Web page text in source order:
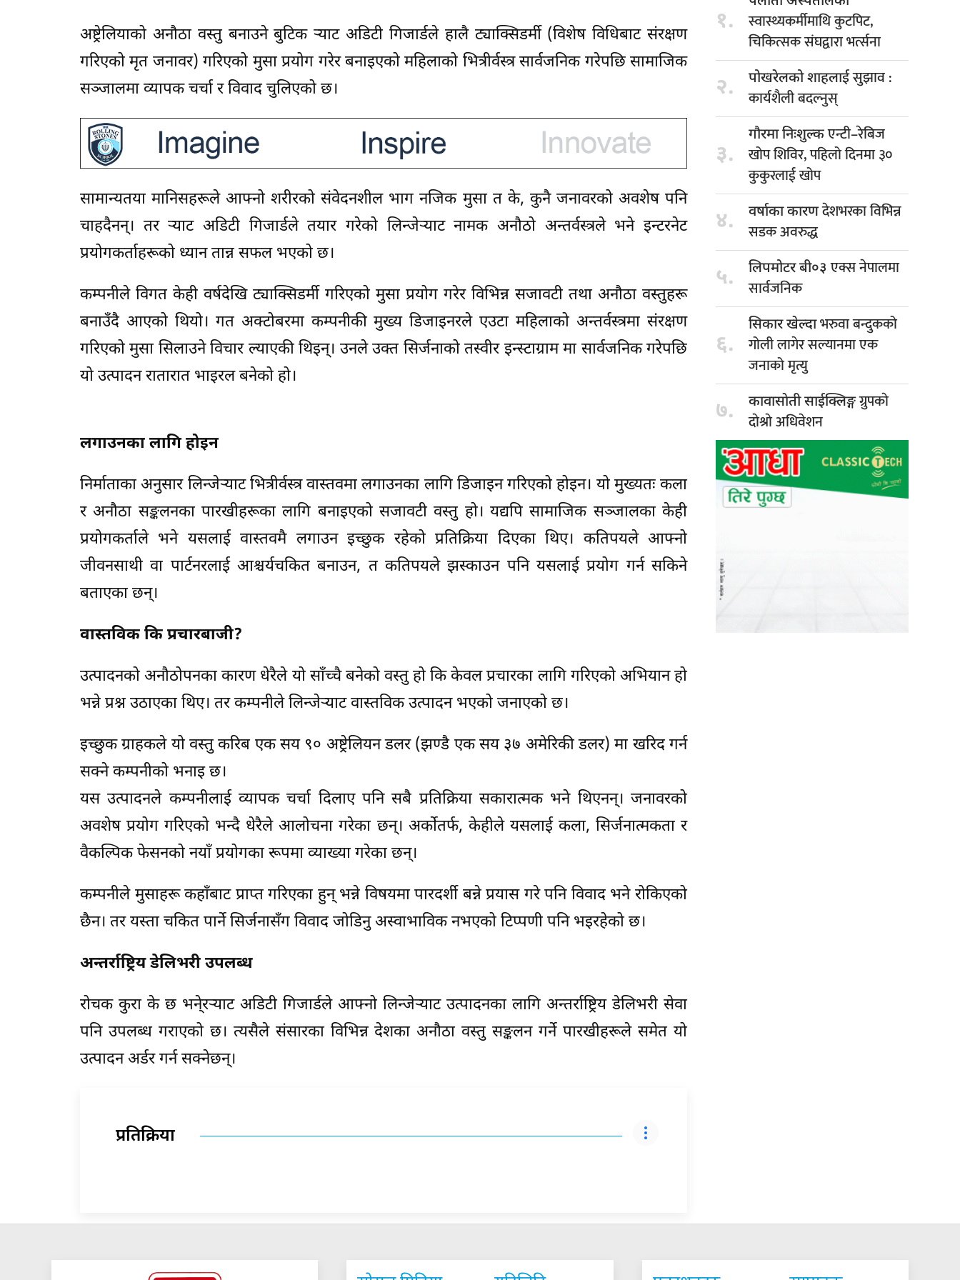
अष्ट्रेलियाको अनौठा वस्तु बनाउने बुटिक र्‍याट अडिटी गिजार्डले हालै ट्याक्सिडर्मी (विशेष विधिबाट संरक्षण
गरिएको मृत जनावर) गरिएको मुसा प्रयोग गरेर बनाइएको महिलाको भित्रीर्वस्त्र सार्वजनिक गरेपछि सामाजिक
सञ्जालमा व्यापक चर्चा र विवाद चुलिएको छ।
सामान्यतया मानिसहरूले आफ्नो शरीरको संवेदनशील भाग नजिक मुसा त के, कुनै जनावरको अवशेष पनि
चाहदैनन्। तर र्‍याट अडिटी गिजार्डले तयार गरेको लिन्जेर्‍याट नामक अनौठो अन्तर्वस्त्रले भने इन्टरनेट
प्रयोगकर्ताहरूको ध्यान तान्न सफल भएको छ।
कम्पनीले विगत केही वर्षदेखि ट्याक्सिडर्मी गरिएको मुसा प्रयोग गरेर विभिन्न सजावटी तथा अनौठा वस्तुहरू
बनाउँदै आएको थियो। गत अक्टोबरमा कम्पनीकी मुख्य डिजाइनरले एउटा महिलाको अन्तर्वस्त्रमा संरक्षण
गरिएको मुसा सिलाउने विचार ल्याएकी थिइन्। उनले उक्त सिर्जनाको तस्वीर इन्स्टाग्राम मा सार्वजनिक गरेपछि
यो उत्पादन रातारात भाइरल बनेको हो।
लगाउनका लागि होइन
निर्माताका अनुसार लिन्जेर्‍याट भित्रीर्वस्त्र वास्तवमा लगाउनका लागि डिजाइन गरिएको होइन। यो मुख्यतः कला
र अनौठा सङ्कलनका पारखीहरूका लागि बनाइएको सजावटी वस्तु हो। यद्यपि सामाजिक सञ्जालका केही
प्रयोगकर्ताले भने यसलाई वास्तवमै लगाउन इच्छुक रहेको प्रतिक्रिया दिएका थिए। कतिपयले आफ्नो
जीवनसाथी वा पार्टनरलाई आश्चर्यचकित बनाउन, त कतिपयले झस्काउन पनि यसलाई प्रयोग गर्न सकिने
बताएका छन्।
वास्तविक कि प्रचारबाजी?
उत्पादनको अनौठोपनका कारण धेरैले यो साँच्चै बनेको वस्तु हो कि केवल प्रचारका लागि गरिएको अभियान हो
भन्ने प्रश्न उठाएका थिए। तर कम्पनीले लिन्जेर्‍याट वास्तविक उत्पादन भएको जनाएको छ।
इच्छुक ग्राहकले यो वस्तु करिब एक सय ९० अष्ट्रेलियन डलर (झण्डै एक सय ३७ अमेरिकी डलर) मा खरिद गर्न
सक्ने कम्पनीको भनाइ छ।
यस उत्पादनले कम्पनीलाई व्यापक चर्चा दिलाए पनि सबै प्रतिक्रिया सकारात्मक भने थिएनन्। जनावरको
अवशेष प्रयोग गरिएको भन्दै धेरैले आलोचना गरेका छन्। अर्कोतर्फ, केहीले यसलाई कला, सिर्जनात्मकता र
वैकल्पिक फेसनको नयाँ प्रयोगका रूपमा व्याख्या गरेका छन्।
कम्पनीले मुसाहरू कहाँबाट प्राप्त गरिएका हुन् भन्ने विषयमा पारदर्शी बन्ने प्रयास गरे पनि विवाद भने रोकिएको
छैन। तर यस्ता चकित पार्ने सिर्जनासँग विवाद जोडिनु अस्वाभाविक नभएको टिप्पणी पनि भइरहेको छ।
अन्तर्राष्ट्रिय डेलिभरी उपलब्ध
रोचक कुरा के छ भने्रर्‍याट अडिटी गिजार्डले आफ्नो लिन्जेर्‍याट उत्पादनका लागि अन्तर्राष्ट्रिय डेलिभरी सेवा
पनि उपलब्ध गराएको छ। त्यसैले संसारका विभिन्न देशका अनौठा वस्तु सङ्कलन गर्ने पारखीहरूले समेत यो
उत्पादन अर्डर गर्न सक्नेछन्।
प्रतिक्रिया
१.
स्वास्थ्यकर्मीमाथि कुटपिट,
चिकित्सक संघद्वारा भर्त्सना
२. पोखरेलको शाहलाईसुझाव :
कार्यशैली बदल्नुस्
३.
गौरमा निःशुल्कएन्टी–रेबिज
खोप शिविर, पहिलो दिनमा ३०
कुकुरलाई खोप
४. वर्षाका कारणदेशभरका विभिन्न
सडक अवरुद्ध
५. लिपमोटर बी०३एक्स नेपालमा
सार्वजनिक
६.
सिकार खेल्दाभरुवा बन्दुकको
गोली लागेर सल्यानमा एक
जनाको मृत्यु
७. कावासाेती साईक्लिङ्गग्रुपकाे
दाेश्राे अधिवेशन